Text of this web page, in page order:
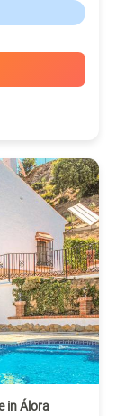
in Álora